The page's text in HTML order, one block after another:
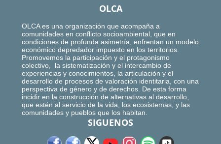
OLCA
OLCA es una organización que acompaña a
comunidades en conflicto socioambiental, que en
condiciones de profunda asimetría, enfrentan un modelo
económico depredador impuesto en los territorios.
Promovemos la participación y el protagonismo
colectivo, la sistematización y el intercambio de
experiencias y conocimientos, la articulación y el
desarrollo de procesos de valoración identitaria, con una
perspectiva de género y de derechos. De esta forma
incidir en la construcción de alternativas al desarrollo,
que estén al servicio de la vida, los ecosistemas, y las
comunidades y pueblos que los habitan.
SIGUENOS